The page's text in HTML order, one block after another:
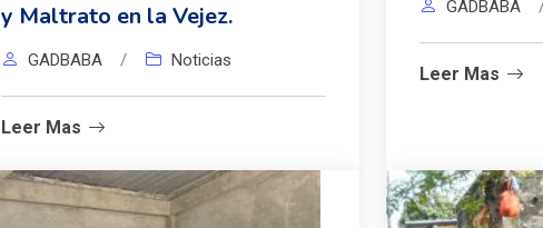
y Maltrato en la Vejez.
GADBABA / Noticias
Leer Mas
GADBABA
Leer Mas